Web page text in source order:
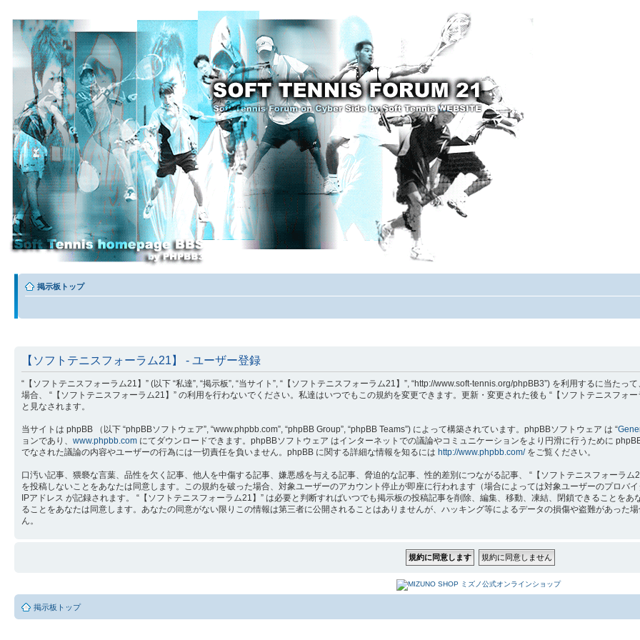
掲示板トップ
【ソフトテニスフォーラム21】 - ユーザー登録
“【ソフトテニスフォーラム21】” (以下 “私達”, “掲示板”, “当サイト”, “【ソフトテニスフォーラム21】”, “http://www.soft-tennis.org/phpBB3”) を利用するに当た
場合、 “【ソフトテニスフォーラム21】” の利用を行わないでください。私達はいつでもこの規約を変更できます。更新・変更された後も “【ソフトテニスフォ
と見なされます。
当サイトは phpBB （以下 “phpBBソフトウェア”, “www.phpbb.com”, “phpBB Group”, “phpBB Teams”) によって構築されています。phpBBソフトウェア は “
ョンであり、 www.phpbb.com にてダウンロードできます。phpBBソフトウェア はインターネットでの議論やコミュニケーションをより円滑に行うために
でなされた議論の内容やユーザーの行為には一切責任を負いません。phpBB に関する詳細な情報を知るには http://www.phpbb.com/をご覧ください。
口汚い記事、猥褻な言葉、品性を欠く記事、他人を中傷する記事、嫌悪感を与える記事、脅迫的な記事、性的差別につながる記事、 “【ソフトテニスフォーラ
を投稿しないことをあなたは同意します。この規約を破った場合、対象ユーザーのアカウント停止が即座に行われます（場合によっては対象ユーザーのプロバ
IPアドレス が記録されます。 “【ソフトテニスフォーラム21】” は必要と判断すればいつでも掲示板の投稿記事を削除、編集、移動、凍結、閉鎖できることを
ることをあなたは同意します。あなたの同意がない限りこの情報は第三者に公開されることはありませんが、ハッキング等によるデータの損傷や盗難があった
ん。
掲示板トップ